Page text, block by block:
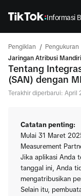
Informasi
Pengiklan / Pengukuran
Jaringan Atribusi
Tentang
(SAN) dengan
Terakhir diperbarui: April
Catatan penting:
Mulai 31 Maret
Measurement
Jika aplikasi Anda
tanggal ini, Anda
mengatribusikan
Selain itu,